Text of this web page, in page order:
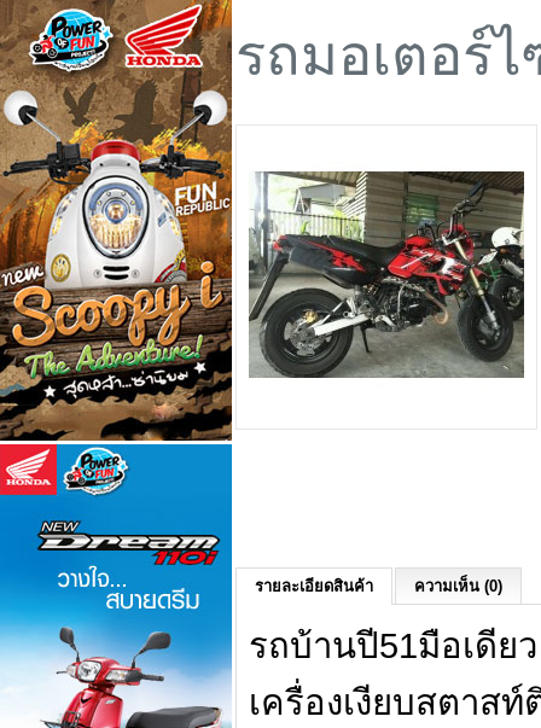
รถมอเตอร์
รายละเอียดสินค้า ความเห็น (0)
รถบ้านปี51มือเดีย
เครื่องเงียบสตาส